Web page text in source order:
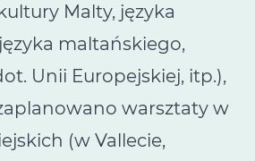
Malty, języka
maltańskiego,
Unii Europejskiej, itp.),
warsztaty w
(w Vallecie,